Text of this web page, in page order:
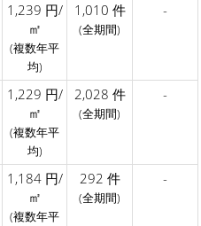
1,239 円/
㎡
(複数年平
均)
1,010 件
(全期間)
-
1,229 円/
㎡
(複数年平
均)
2,028 件
(全期間)
-
1,184 円/
㎡
(複数年平
292 件
(全期間)
-